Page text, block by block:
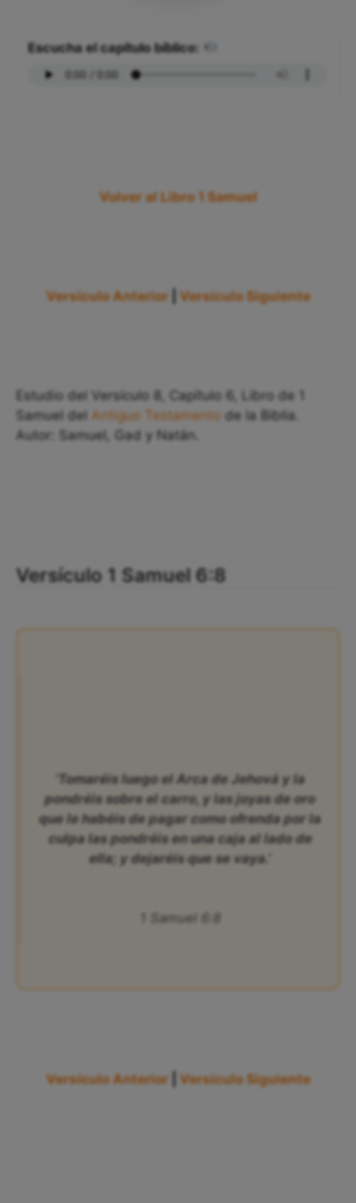
Escucha el capítulo bíblico:
Volver al Libro 1 Samuel
Versículo Anterior Versículo Siguiente
Estudio del Versículo 8, Capítulo 6, Libro de 1
Samuel del Antiguo Testamento de la Biblia.
Autor: Samuel, Gad y Natán.
Versículo 1 Samuel 6:8
‘Tomaréis luego el Arca de Jehová y la
pondréis sobre el carro, y las joyas de oro
que le habéis de pagar como ofrenda por la
culpa las pondréis en una caja al lado de
ella; y dejaréis que se vaya.’
1 Samuel 6:8
Versículo Anterior Versículo Siguiente